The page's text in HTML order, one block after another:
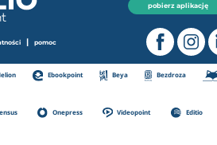
pobierz aplikację
| pomoc
Ebookpoint Beya Bezdroza
Onepress Videopoint Editio